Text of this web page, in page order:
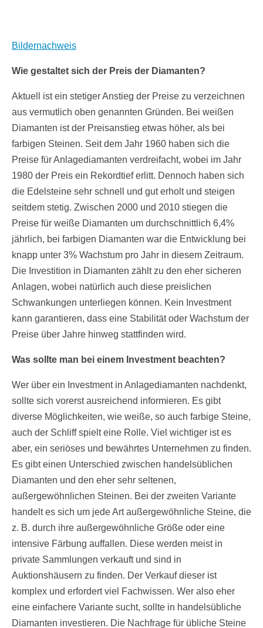
Bildernachweis
Wie gestaltet sich der Preis der Diamanten?
Aktuell ist ein stetiger Anstieg der Preise zu verzeichnen
aus vermutlich oben genannten Gründen. Bei weißen
Diamanten ist der Preisanstieg etwas höher, als bei
farbigen Steinen. Seit dem Jahr 1960 haben sich die
Preise für Anlagediamanten verdreifacht, wobei im Jahr
1980 der Preis ein Rekordtief erlitt. Dennoch haben sich
die Edelsteine sehr schnell und gut erholt und steigen
seitdem stetig. Zwischen 2000 und 2010 stiegen die
Preise für weiße Diamanten um durchschnittlich 6,4%
jährlich, bei farbigen Diamanten war die Entwicklung bei
knapp unter 3% Wachstum pro Jahr in diesem Zeitraum.
Die Investition in Diamanten zählt zu den eher sicheren
Anlagen, wobei natürlich auch diese preislichen
Schwankungen unterliegen können. Kein Investment
kann garantieren, dass eine Stabilität oder Wachstum der
Preise über Jahre hinweg stattfinden wird.
Was sollte man bei einem Investment beachten?
Wer über ein Investment in Anlagediamanten nachdenkt,
sollte sich vorerst ausreichend informieren. Es gibt
diverse Möglichkeiten, wie weiße, so auch farbige Steine,
auch der Schliff spielt eine Rolle. Viel wichtiger ist es
aber, ein seriöses und bewährtes Unternehmen zu finden.
Es gibt einen Unterschied zwischen handelsüblichen
Diamanten und den eher sehr seltenen,
außergewöhnlichen Steinen. Bei der zweiten Variante
handelt es sich um jede Art außergewöhnliche Steine, die
z. B. durch ihre außergewöhnliche Größe oder eine
intensive Färbung auffallen. Diese werden meist in
private Sammlungen verkauft und sind in
Auktionshäusern zu finden. Der Verkauf dieser ist
komplex und erfordert viel Fachwissen. Wer also eher
eine einfachere Variante sucht, sollte in handelsübliche
Diamanten investieren. Die Nachfrage für übliche Steine